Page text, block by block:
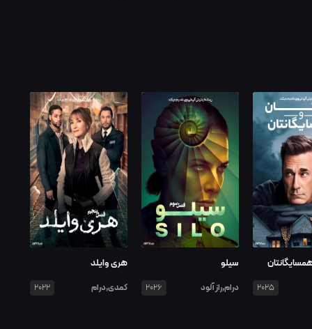
2025
سیلو
درام,راز آلود 2026
هری وایلد
کمدی,درام 2022